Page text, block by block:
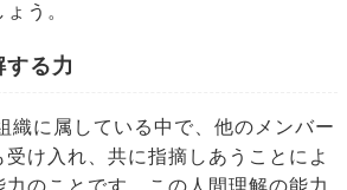
う。
る力
織に属している中で、他のメンバー
け入れ、共に指摘しあうことによ
力のことです。この人間理解の能力